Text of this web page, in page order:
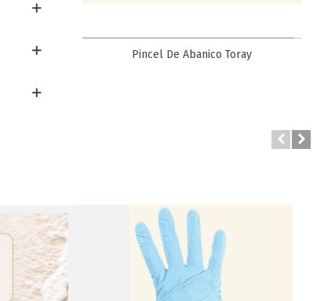
Favorito
Pincel De Abanico Toray